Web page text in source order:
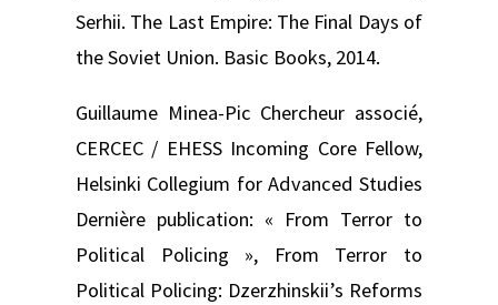
Serhii. The Last Empire: The Final Days of
the Soviet Union. Basic Books, 2014.
Guillaume Minea-Pic Chercheur associé,
CERCEC / EHESS Incoming Core Fellow,
Helsinki Collegium for Advanced Studies
Dernière publication: « From Terror to
Political Policing », From Terror to
Political Policing: Dzerzhinskii’s Reforms